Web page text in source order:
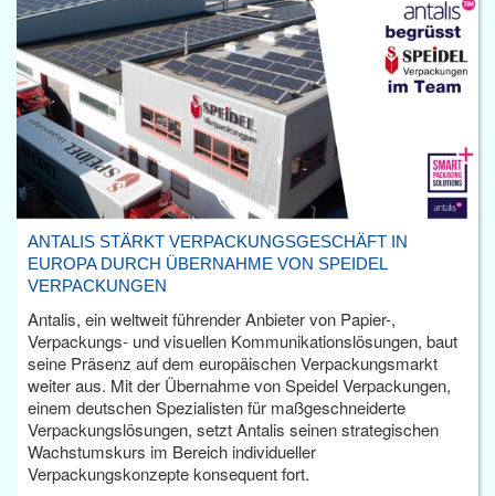
ANTALIS STÄRKT VERPACKUNGSGESCHÄFT IN
EUROPA DURCH ÜBERNAHME VON SPEIDEL
VERPACKUNGEN
Antalis, ein weltweit führender Anbieter von Papier-,
Verpackungs- und visuellen Kommunikationslösungen, baut
seine Präsenz auf dem europäischen Verpackungsmarkt
weiter aus. Mit der Übernahme von Speidel Verpackungen,
einem deutschen Spezialisten für maßgeschneiderte
Verpackungslösungen, setzt Antalis seinen strategischen
Wachstumskurs im Bereich individueller
Verpackungskonzepte konsequent fort.